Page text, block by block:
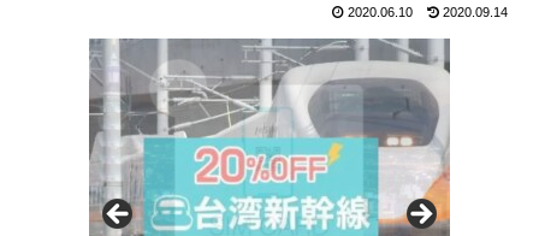
2020.06.10 2020.09.14